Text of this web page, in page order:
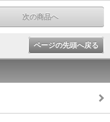
次の商品へ
ページの先頭へ戻る